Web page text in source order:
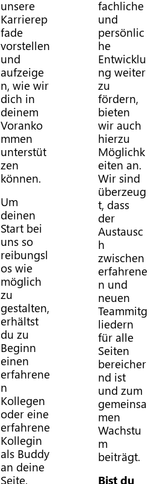
unsere
Karrierep
fade
vorstellen
und
aufzeige
n, wie wir
dich in
deinem
Voranko
mmen
unterstüt
zen
können.
Um
deinen
Start bei
uns so
reibungsl
os wie
möglich
zu
gestalten,
erhältst
du zu
Beginn
einen
erfahrene
n
Kollegen
oder eine
erfahrene
Kollegin
als Buddy
an deine
Seite.
fachliche
und
persönlic
he
Entwicklu
ng weiter
zu
fördern,
bieten
wir auch
hierzu
Möglichk
eiten an.
Wir sind
überzeug
t, dass
der
Austausc
h
zwischen
erfahrene
n und
neuen
Teammitg
liedern
für alle
Seiten
bereicher
nd ist
und zum
gemeinsa
men
Wachstu
m
beiträgt.
Bist du